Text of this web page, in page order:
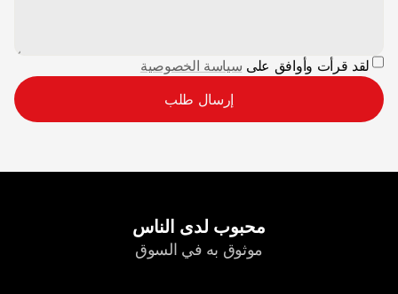
لقد قرأت وأوافق على سياسة الخصوصية
إرسال طلب
محبوب لدى الناس
موثوق به في السوق